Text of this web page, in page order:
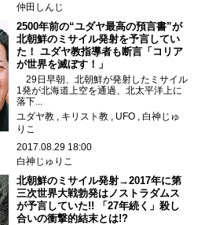
仲田しんじ
2500年前の“ユダヤ最高の預言書”が
北朝鮮のミサイル発射を予言してい
た！ ユダヤ教指導者も断言「コリア
が世界を滅ぼす！」
29日早朝、北朝鮮が発射したミサイル
1発が北海道上空を通過、北太平洋上に
落下...
ユダヤ教
キリスト教 UFO
白神じゅ
りこ
2017.08.29 18:00
白神じゅりこ
北朝鮮のミサイル発射→2017年に第
三次世界大戦勃発はノストラダムス
が予言していた!! 「27年続く」殺し
合いの衝撃的結末とは!?